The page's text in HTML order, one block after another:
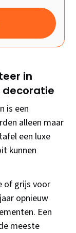
in
decoratie
is een
alleen maar
een luxe
kunnen
of grijs voor
opnieuw
Een
meeste